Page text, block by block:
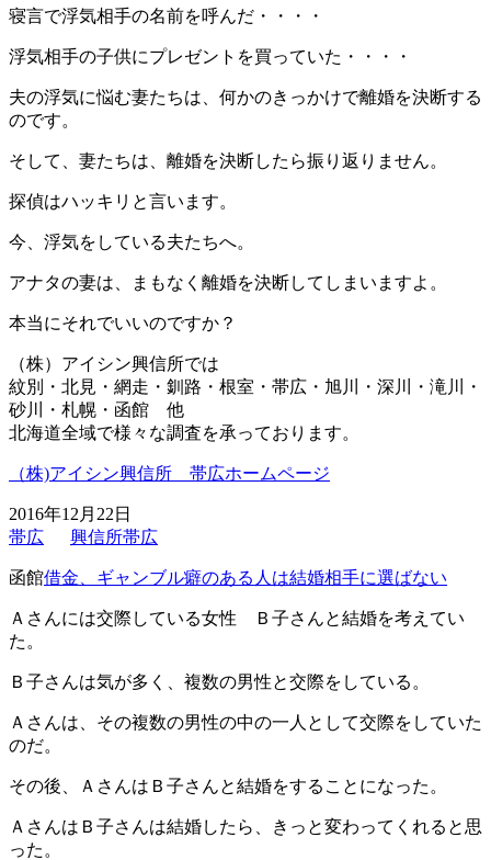
寝言で浮気相手の名前を呼んだ・・・・
浮気相手の子供にプレゼントを買っていた・・・・
夫の浮気に悩む妻たちは、何かのきっかけで離婚を決断する
のです。
そして、妻たちは、離婚を決断したら振り返りません。
探偵はハッキリと言います。
今、浮気をしている夫たちへ。
アナタの妻は、まもなく離婚を決断してしまいますよ。
本当にそれでいいのですか？
（株）アイシン興信所では
紋別・北見・網走・釧路・根室・帯広・旭川・深川・滝川・
砂川・札幌・函館 他
北海道全域で様々な調査を承っております。
（株)アイシン興信所 帯広ホームページ
2016年12月22日
帯広
興信所帯広
函館借金、ギャンブル癖のある人は結婚相手に選ばない
Ａさんには交際している女性 Ｂ子さんと結婚を考えてい
た。
Ｂ子さんは気が多く、複数の男性と交際をしている。
Ａさんは、その複数の男性の中の一人として交際をしていた
のだ。
その後、ＡさんはＢ子さんと結婚をすることになった。
ＡさんはＢ子さんは結婚したら、きっと変わってくれると思
った。